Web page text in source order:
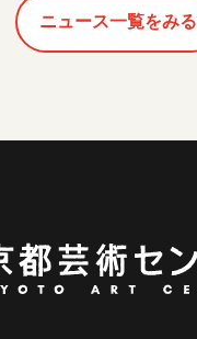
ニュース一覧をみる